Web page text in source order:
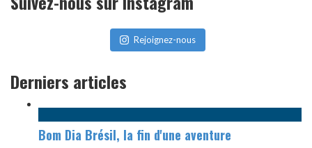
Rejoignez-nous
Derniers articles
Bom Dia Brésil, la fin d'une aventure